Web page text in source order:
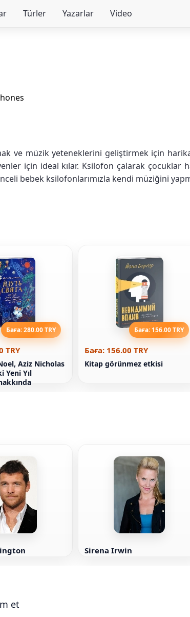
Türler Yazarlar Video
ve müzik yeteneklerini geliştirmek için
için ideal kılar. Ksilofon çalarak
bebek ksilofonlarımızla kendi müziğini
Баға: 280.00 TRY
TRY
Aziz Nicholas
Yeni Yıl
Баға: 156.00 TRY
Баға: 156.00 TRY
Kitap görünmez etkisi
Sirena Irwin
et